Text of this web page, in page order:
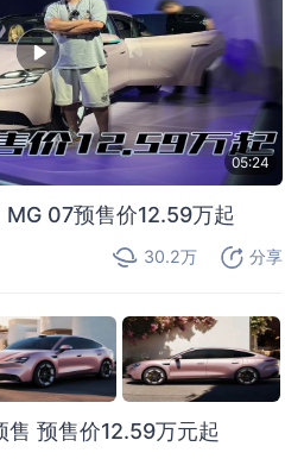
05:24
07预售价12.59万起
30.2万 分享
预售价12.59万元起